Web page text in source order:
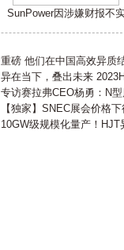
SunPower因涉嫌财报不
重磅 他们在中国高效异质
异在当下，叠出未来
专访赛拉弗CEO杨勇：N
【独家】SNEC展会价格
10GW级规模化量产！